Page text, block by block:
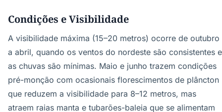
Condições e Visibilidade
A visibilidade máxima (15–20 metros) ocorre de outubro
a abril, quando os ventos do nordeste são consistentes e
as chuvas são mínimas. Maio e junho trazem condições
pré-monção com ocasionais florescimentos de plâncton
que reduzem a visibilidade para 8–12 metros, mas
atraem raias manta e tubarões-baleia que se alimentam